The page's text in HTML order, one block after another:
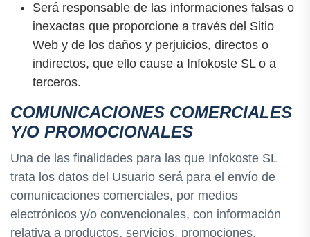
Será responsable de las informaciones falsas o
inexactas que proporcione a través del Sitio
Web y de los daños y perjuicios, directos o
indirectos, que ello cause a Infokoste SL o a
terceros.
COMUNICACIONES COMERCIALES
Y/O PROMOCIONALES
Una de las finalidades para las que Infokoste SL
trata los datos del Usuario será para el envío de
comunicaciones comerciales, por medios
electrónicos y/o convencionales, con información
relativa a productos, servicios, promociones,